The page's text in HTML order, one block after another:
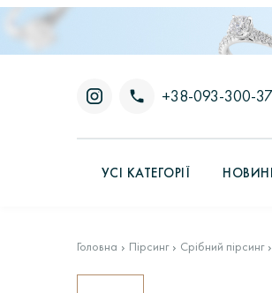
+38-093-300-
УСІ КАТЕГОРІЇ
Головна Пірсинг Срібний пірсинг